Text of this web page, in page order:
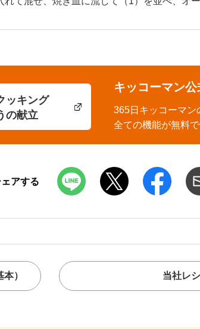
ッキング
の献立
キッコーマン
365日キッコーマン
全ての機能が無料で
アする
本） 当社レ